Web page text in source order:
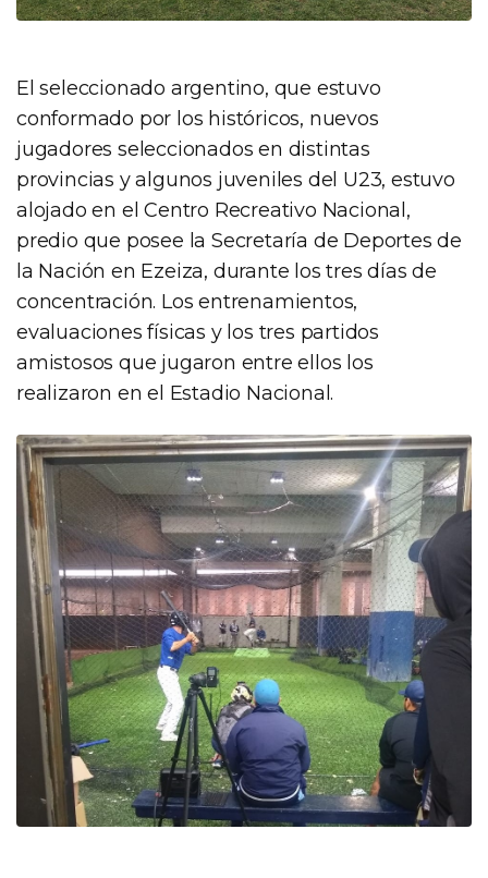
El seleccionado argentino, que estuvo
conformado por los históricos, nuevos
jugadores seleccionados en distintas
provincias y algunos juveniles del U23, estuvo
alojado en el Centro Recreativo Nacional,
predio que posee la Secretaría de Deportes de
la Nación en Ezeiza, durante los tres días de
concentración. Los entrenamientos,
evaluaciones físicas y los tres partidos
amistosos que jugaron entre ellos los
realizaron en el Estadio Nacional.